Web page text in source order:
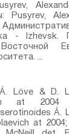
Pusyrev,
- Izhevsk.
...
Löve & D.
at 2004
Á.
at